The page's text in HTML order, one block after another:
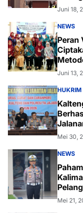
Juni 18,
NEWS
Peran
Juni 13,
HUKRIM
Mei 30,
NEWS
Mei 21,